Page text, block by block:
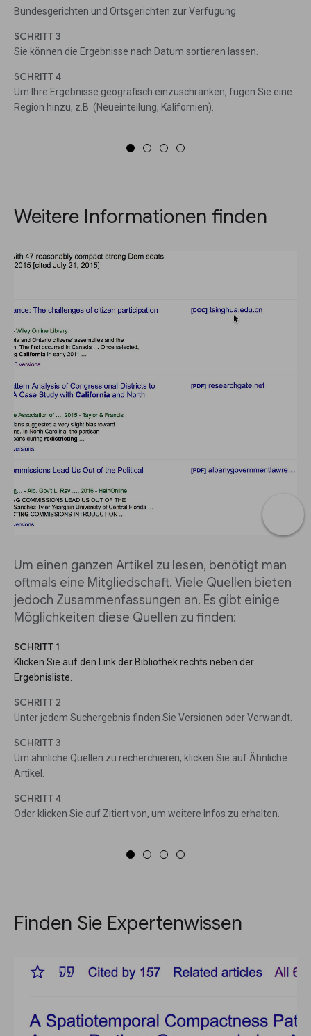
Bundesgerichten und Ortsgerichten zur Verfügung.
SCHRITT 3
Sie können die Ergebnisse nach Datum sortieren lassen.
SCHRITT 4
Um Ihre Ergebnisse geografisch einzuschränken, fügen Sie eine
Region hinzu, z.B. (Neueinteilung, Kalifornien).
Weitere Informationen finden
Um einen ganzen Artikel zu lesen, benötigt man
oftmals eine Mitgliedschaft. Viele Quellen bieten
jedoch Zusammenfassungen an. Es gibt einige
Möglichkeiten diese Quellen zu finden:
SCHRITT 1
Klicken Sie auf den Link der Bibliothek rechts neben der
Ergebnisliste.
SCHRITT 2
Unter jedem Suchergebnis finden Sie Versionen oder Verwandt.
SCHRITT 3
Um ähnliche Quellen zu recherchieren, klicken Sie auf Ähnliche
Artikel.
SCHRITT 4
Oder klicken Sie auf Zitiert von, um weitere Infos zu erhalten.
Finden Sie Expertenwissen